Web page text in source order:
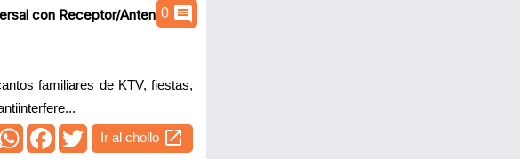
0 comment
con Receptor/Antena para
familiares de KTV, fiestas,
Ir al chollo open_in_new